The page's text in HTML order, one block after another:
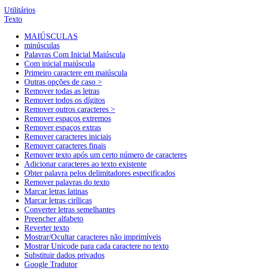
Utilitários
Texto
MAIÚSCULAS
minúsculas
Palavras Com Inicial Maiúscula
Com inicial maiúscula
Primeiro caractere em maiúscula
Outras opções de caso >
Remover todas as letras
Remover todos os dígitos
Remover outros caracteres >
Remover espaços extremos
Remover espaços extras
Remover caracteres iniciais
Remover caracteres finais
Remover texto após um certo número de caracteres
Adicionar caracteres ao texto existente
Obter palavra pelos delimitadores especificados
Remover palavras do texto
Marcar letras latinas
Marcar letras cirílicas
Converter letras semelhantes
Preencher alfabeto
Reverter texto
Mostrar/Ocultar caracteres não imprimíveis
Mostrar Unicode para cada caractere no texto
Substituir dados privados
Google Tradutor